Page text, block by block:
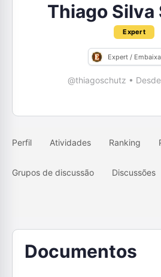
Thiago Silva
Expert
Expert /
@thiagoschutz •
Perfil Atividades Ranking
Grupos de discussão Discussões
Documentos